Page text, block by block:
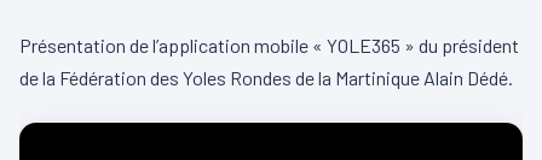
Présentation de l’application mobile « YOLE365 » du président
de la Fédération des Yoles Rondes de la Martinique Alain Dédé.